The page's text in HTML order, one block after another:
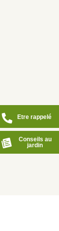
Etre rappelé
Conseils au
jardin